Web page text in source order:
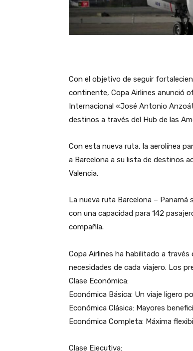
Con el objetivo de seguir
continente, Copa Airlines anunció
Internacional «José Antonio
destinos a través del Hub de las
​Con esta nueva ruta, la aerolínea
a Barcelona a su lista de destinos
Valencia.
​La nueva ruta Barcelona –
con una capacidad para 142
compañía.
​Copa Airlines ha habilitado a
necesidades de cada viajero. Los
​Clase Económica:
​Económica Básica: Un viaje ligero
​Económica Clásica: Mayores
​Económica Completa: Máxima
​Clase Ejecutiva: